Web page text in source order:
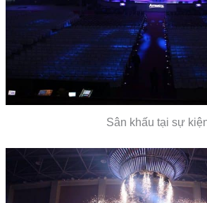
Sân khấu tại sự